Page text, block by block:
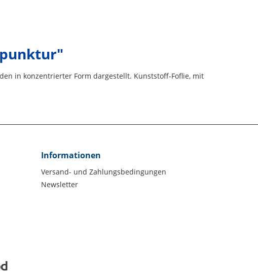
in konzentrierter Form dargestellt. Kunststoff-Foflie, mit
Informationen
Versand- und Zahlungsbedingungen
Newsletter